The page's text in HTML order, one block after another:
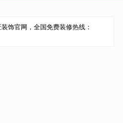
,集大成者
，树一个样板